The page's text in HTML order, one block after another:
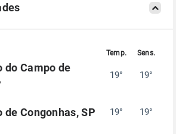
do Campo de
19° 19°
de Congonhas, SP 19° 19°